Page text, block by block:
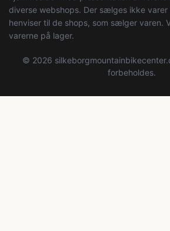
diverse webshops. Der sælges ikke
henviser til de shops, som sælger varen.
varerne på lager.
© 2026
forbeholdes.